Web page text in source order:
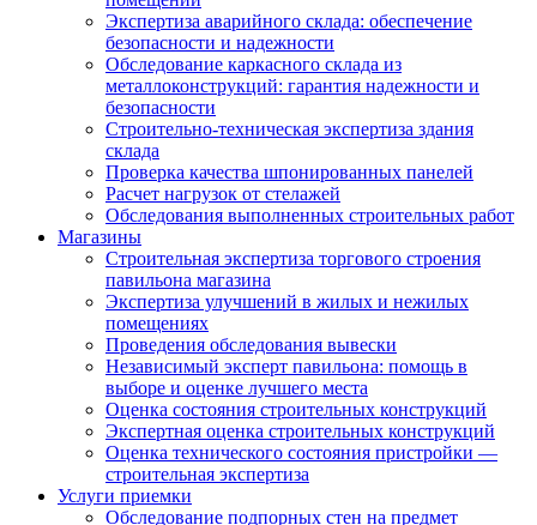
Экспертиза аварийного склада: обеспечение
безопасности и надежности
Обследование каркасного склада из
металлоконструкций: гарантия надежности и
безопасности
Строительно-техническая экспертиза здания
склада
Проверка качества шпонированных панелей
Расчет нагрузок от стелажей
Обследования выполненных строительных работ
Магазины
Строительная экспертиза торгового строения
павильона магазина
Экспертиза улучшений в жилых и нежилых
помещениях
Проведения обследования вывески
Независимый эксперт павильона: помощь в
выборе и оценке лучшего места
Оценка состояния строительных конструкций
Экспертная оценка строительных конструкций
Оценка технического состояния пристройки —
строительная экспертиза
Услуги приемки
Обследование подпорных стен на предмет